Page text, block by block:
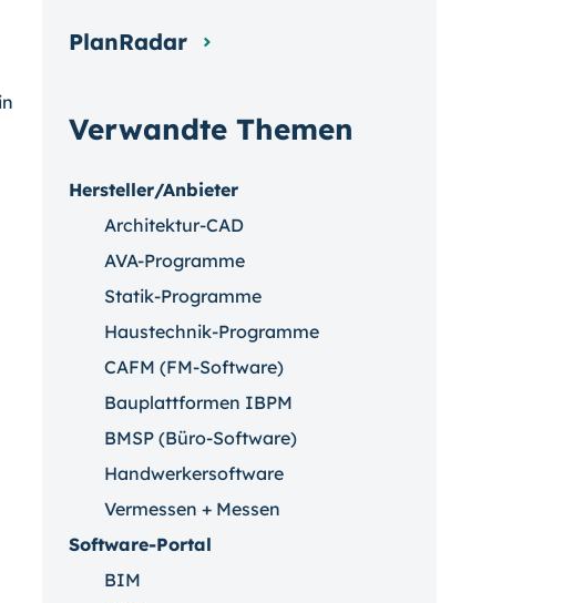
Verwandte Themen
Hersteller/Anbieter
Architektur-CAD
AVA-Programme
Statik-Programme
Haustechnik-Programme
CAFM (FM-Software)
Bauplattformen IBPM
BMSP (Büro-Software)
Handwerkersoftware
Vermessen + Messen
Software-Portal
BIM
PlanRadar